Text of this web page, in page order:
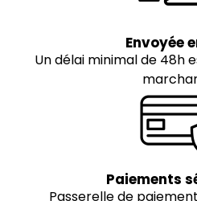
Envoyée
Un délai minimal de 48h
Paiements
Passerelle de